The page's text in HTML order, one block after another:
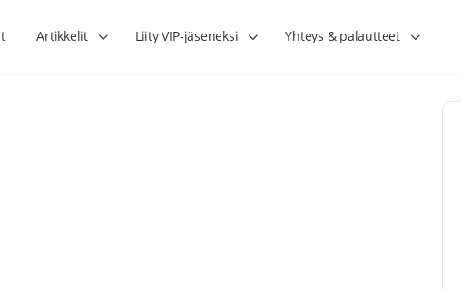
Artikkelit Liity VIP-jäseneksi Yhteys & palautteet